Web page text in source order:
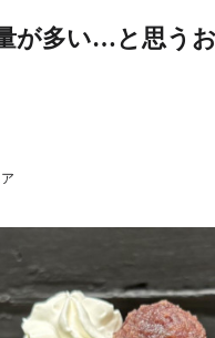
が多い…と思う